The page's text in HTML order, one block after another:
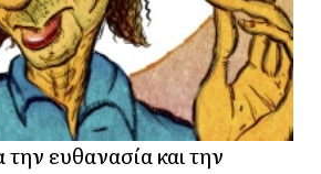
ευθανασία και την